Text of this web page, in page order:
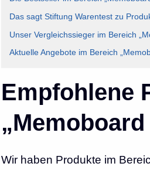
Das sagt Stiftung Warentest zu
Unser Vergleichssieger im Bereich
Aktuelle Angebote im Bereich
Empfohlene
Wir haben Produkte im